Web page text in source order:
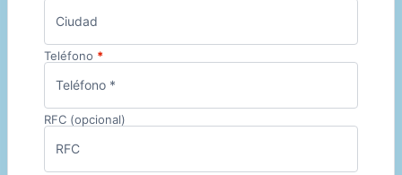
Teléfono *
RFC (opcional)